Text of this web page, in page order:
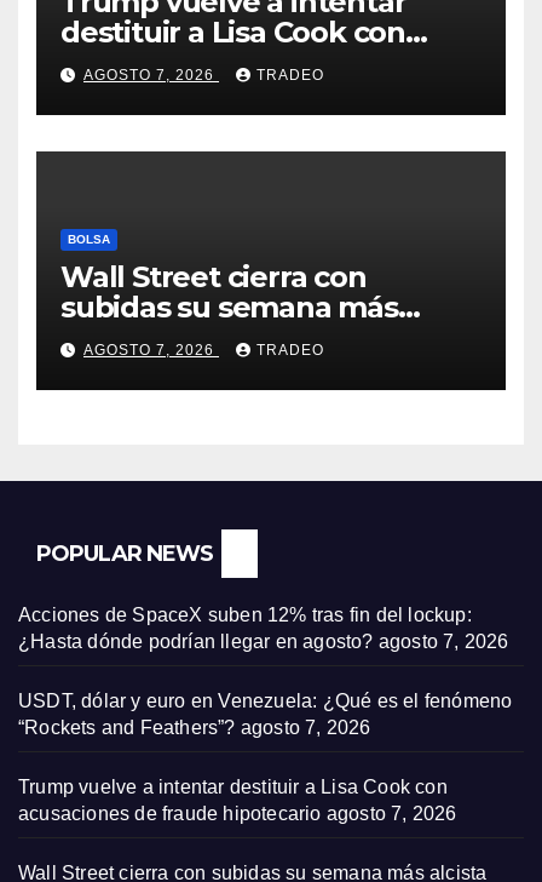
destituir a Lisa Cook con
acusaciones de fraude
hipotecario
AGOSTO 7, 2026 TRADEO
BOLSA
Wall Street cierra con
subidas su semana más
alcista desde abril
AGOSTO 7, 2026 TRADEO
POPULAR NEWS
Acciones de SpaceX suben 12% tras fin del lockup:
¿Hasta dónde podrían llegar en agosto? agosto 7, 2026
USDT, dólar y euro en Venezuela: ¿Qué es el fenómeno
“Rockets and Feathers”? agosto 7, 2026
Trump vuelve a intentar destituir a Lisa Cook con
acusaciones de fraude hipotecario agosto 7, 2026
Wall Street cierra con subidas su semana más alcista